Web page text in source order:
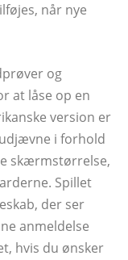
når nye
og
at låse op en
version er
i forhold
skærmstørrelse,
Spillet
der ser
anmeldelse
hvis du ønsker